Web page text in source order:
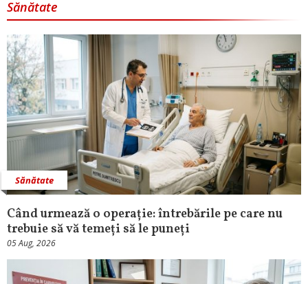
Sănătate
Sănătate
Când urmează o operație: întrebările pe care nu
trebuie să vă temeți să le puneți
05 Aug, 2026